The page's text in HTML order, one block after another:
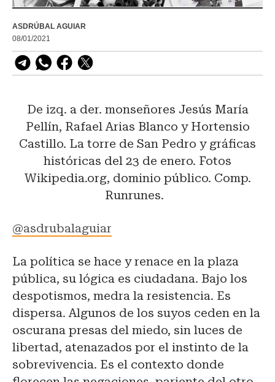
ASDRÚBAL AGUIAR
08/01/2021
De izq. a der. monseñores Jesús María
Pellín, Rafael Arias Blanco y Hortensio
Castillo. La torre de San Pedro y gráficas
históricas del 23 de enero. Fotos
Wikipedia.org, dominio público. Comp.
Runrunes.
@asdrubalaguiar
La política se hace y renace en la plaza
pública, su lógica es ciudadana. Bajo los
despotismos, medra la resistencia. Es
dispersa. Algunos de los suyos ceden en la
oscurana presas del miedo, sin luces de
libertad, atenazados por el instinto de la
sobrevivencia. Es el contexto donde